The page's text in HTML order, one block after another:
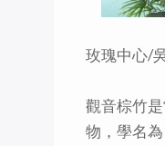
玫瑰中心/
觀音棕竹
物，學名為